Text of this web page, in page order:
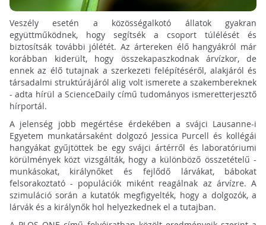
Veszély esetén a közösségalkotó állatok gyakran
együttműködnek, hogy segítsék a csoport túlélését és
biztosítsák további jólétét. Az ártereken élő hangyákról már
korábban kiderült, hogy összekapaszkodnak árvízkor, de
ennek az élő tutajnak a szerkezeti felépítéséről, alakjáról és
társadalmi struktúrájáról alig volt ismerete a szakembereknek
- adta hírül a ScienceDaily című tudományos ismeretterjesztő
hírportál.
A jelenség jobb megértése érdekében a svájci Lausanne-i
Egyetem munkatársaként dolgozó Jessica Purcell és kollégái
hangyákat gyűjtöttek be egy svájci ártérről és laboratóriumi
körülmények közt vizsgálták, hogy a különböző összetételű -
munkásokat, királynőket és fejlődő lárvákat, bábokat
felsorakoztató - populációk miként reagálnak az árvízre. A
szimuláció során a kutatók megfigyelték, hogy a dolgozók, a
lárvák és a királynők hol helyezkednek el a tutajban.